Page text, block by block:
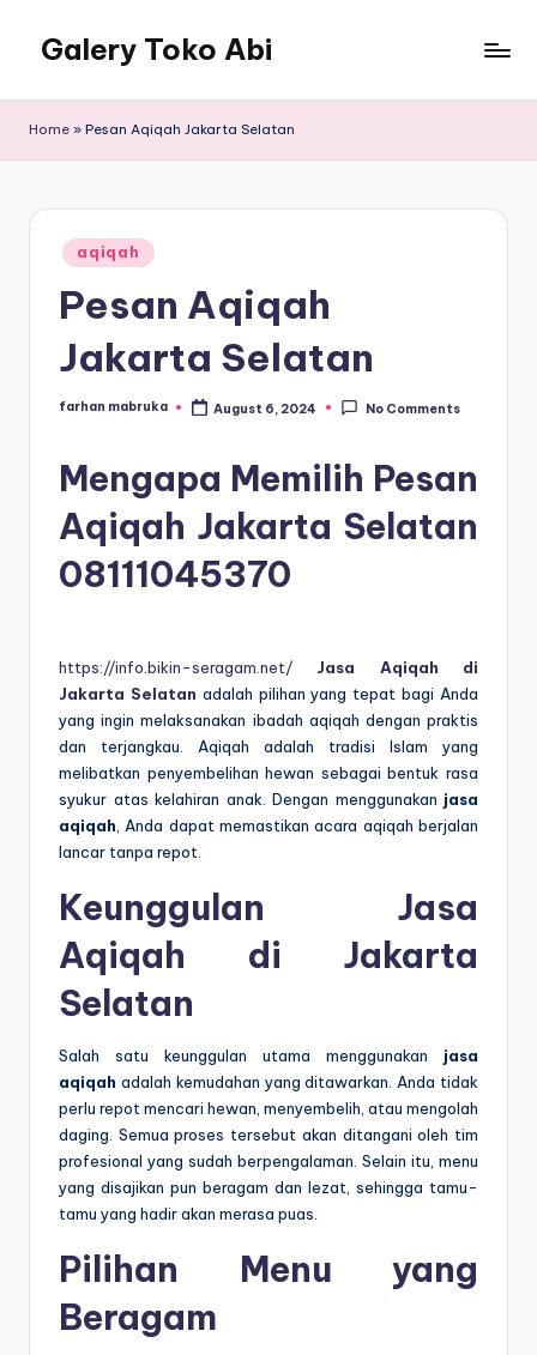
Galery Toko Abi
Home » Pesan Aqiqah Jakarta Selatan
Posted
in
aqiqah
Pesan Aqiqah
Jakarta Selatan
Posted
farhan mabruka August 6, 2024 No Comments
Mengapa Memilih Pesan
Aqiqah Jakarta Selatan
08111045370
https://info.bikin-seragam.net/
Jasa Aqiqah di
Jakarta Selatan adalah pilihan yang tepat bagi Anda
yang ingin melaksanakan ibadah aqiqah dengan praktis
dan terjangkau. Aqiqah adalah tradisi Islam yang
melibatkan penyembelihan hewan sebagai bentuk rasa
syukur atas kelahiran anak. Dengan menggunakan jasa
aqiqah , Anda dapat memastikan acara aqiqah berjalan
lancar tanpa repot.
Keunggulan Jasa
Aqiqah di Jakarta
Selatan
Salah satu keunggulan utama menggunakan jasa
aqiqah adalah kemudahan yang ditawarkan. Anda tidak
perlu repot mencari hewan, menyembelih, atau mengolah
daging. Semua proses tersebut akan ditangani oleh tim
profesional yang sudah berpengalaman. Selain itu, menu
yang disajikan pun beragam dan lezat, sehingga tamu-
tamu yang hadir akan merasa puas.
Pilihan Menu yang
Beragam